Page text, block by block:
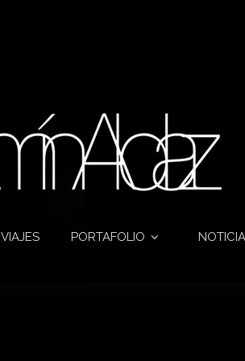
VIAJES PORTAFOLIO